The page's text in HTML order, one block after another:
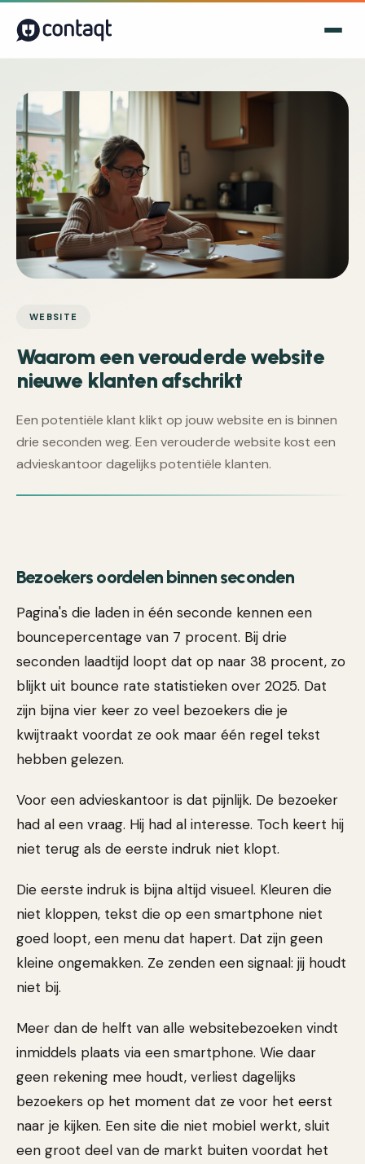
WEBSITE
Waarom een verouderde website
nieuwe klanten afschrikt
Een potentiële klant klikt op jouw website en is binnen
drie seconden weg. Een verouderde website kost een
advieskantoor dagelijks potentiële klanten.
Bezoekers oordelen binnen seconden
Pagina's die laden in één seconde kennen een
bouncepercentage van 7 procent. Bij drie
seconden laadtijd loopt dat op naar 38 procent, zo
blijkt uit bounce rate statistieken over 2025. Dat
zijn bijna vier keer zo veel bezoekers die je
kwijtraakt voordat ze ook maar één regel tekst
hebben gelezen.
Voor een advieskantoor is dat pijnlijk. De bezoeker
had al een vraag. Hij had al interesse. Toch keert hij
niet terug als de eerste indruk niet klopt.
Die eerste indruk is bijna altijd visueel. Kleuren die
niet kloppen, tekst die op een smartphone niet
goed loopt, een menu dat hapert. Dat zijn geen
kleine ongemakken. Ze zenden een signaal: jij houdt
niet bij.
Meer dan de helft van alle websitebezoeken vindt
inmiddels plaats via een smartphone. Wie daar
geen rekening mee houdt, verliest dagelijks
bezoekers op het moment dat ze voor het eerst
naar je kijken. Een site die niet mobiel werkt, sluit
een groot deel van de markt buiten voordat het